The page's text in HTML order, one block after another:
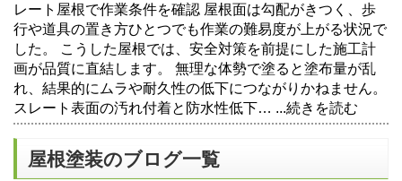
レート屋根で作業条件を確認 屋根面は勾配がきつく、歩
行や道具の置き方ひとつでも作業の難易度が上がる状況で
した。 こうした屋根では、安全対策を前提にした施工計
画が品質に直結します。 無理な体勢で塗ると塗布量が乱
れ、結果的にムラや耐久性の低下につながりかねません。
スレート表面の汚れ付着と防水性低下… ...続きを読む
屋根塗装のブログ一覧